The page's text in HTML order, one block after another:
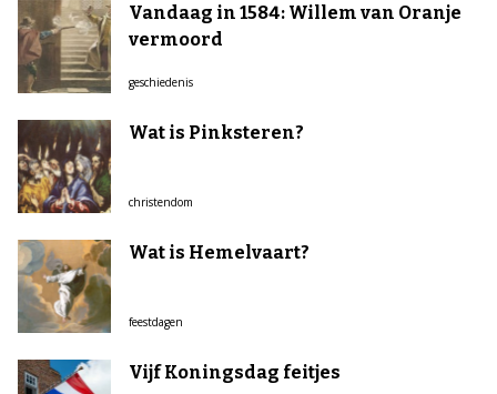
Vandaag in 1584: Willem van Oranje
vermoord
geschiedenis
Wat is Pinksteren?
christendom
Wat is Hemelvaart?
feestdagen
Vijf Koningsdag feitjes